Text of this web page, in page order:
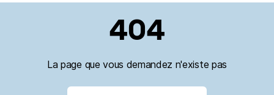
404
La page que vous demandez n'existe pas